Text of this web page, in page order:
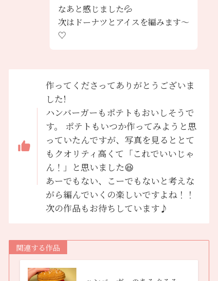
なあと感じました💦
次はドーナツとアイスを編みます〜
♡
作ってくださってありがとうございま
した!
ハンバーガーもポテトもおいしそうで
す。 ポテトもいつか作ってみようと思
っていたんですが、写真を見るととて
もクオリティ高くて「これでいいじゃ
ん！」と思いました😆
あーでもない、こーでもないと考えな
がら編んでいくの楽しいですよね！！
次の作品もお待ちしています♪
関連する作品